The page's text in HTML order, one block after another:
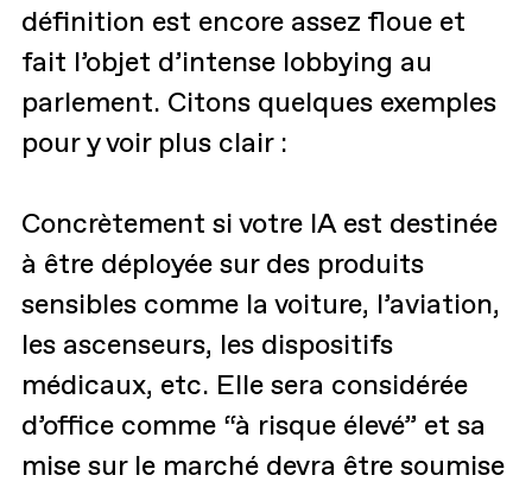
définition est encore assez floue et
fait l’objet d’intense lobbying au
parlement. Citons quelques exemples
pour y voir plus clair :
Concrètement si votre IA est destinée
à être déployée sur des produits
sensibles comme la voiture, l’aviation,
les ascenseurs, les dispositifs
médicaux, etc. Elle sera considérée
d’office comme “à risque élevé” et sa
mise sur le marché devra être soumise